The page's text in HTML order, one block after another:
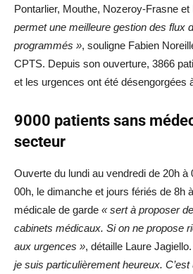
Pontarlier, Mouthe, Nozeroy-Frasne et
permet une meilleure gestion des flux
programmés », souligne Fabien
CPTS. Depuis son ouverture, 3866
et les urgences ont été désengorgées
9000 patients sans
secteur
Ouverte du lundi au vendredi de 20h à
00h, le dimanche et jours fériés de 8h
médicale de garde « sert à proposer
cabinets médicaux. Si on ne propose
aux urgences », détaille Laure Jagiello.
je suis particulièrement heureux.